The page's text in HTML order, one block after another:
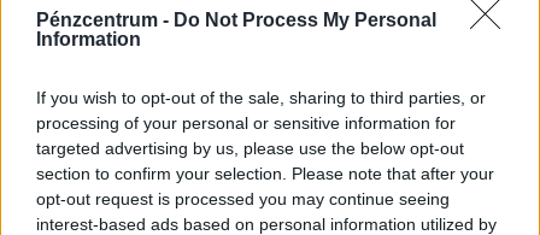
Pénzcentrum - Do Not Process My Personal
Information
If you wish to opt-out of the sale, sharing to third parties, or
processing of your personal or sensitive information for
targeted advertising by us, please use the below opt-out
section to confirm your selection. Please note that after your
opt-out request is processed you may continue seeing
interest-based ads based on personal information utilized by